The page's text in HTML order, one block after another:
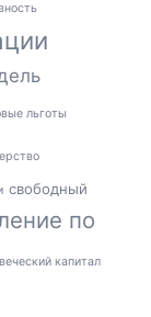
льготы
свободный
по
капитал